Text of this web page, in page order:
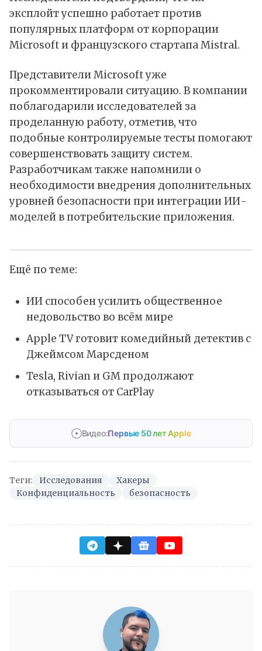
эксплойт успешно работает против
популярных платформ от корпорации
Microsoft и французского стартапа Mistral.
Представители Microsoft уже
прокомментировали ситуацию. В компании
поблагодарили исследователей за
проделанную работу, отметив, что
подобные контролируемые тесты помогают
совершенствовать защиту систем.
Разработчикам также напомнили о
необходимости внедрения дополнительных
уровней безопасности при интеграции ИИ-
моделей в потребительские приложения.
Ещё по теме:
ИИ способен усилить общественное
недовольство во всём мире
Apple TV готовит комедийный детектив с
Джеймсом Марсденом
Tesla, Rivian и GM продолжают
отказываться от CarPlay
Видео:Первые 50 лет Apple
Теги: Исследования
Хакеры
Конфиденциальность
безопасность